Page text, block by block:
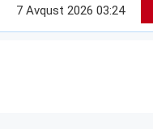
7 Avqust 2026 03:24